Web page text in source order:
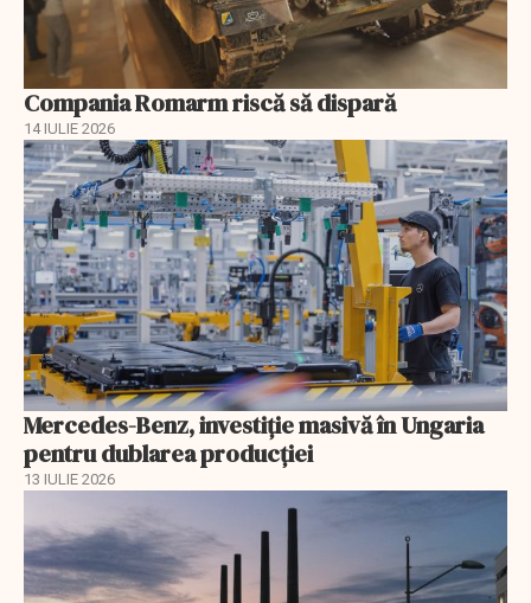
Compania Romarm riscă să dispară
14 IULIE 2026
Mercedes-Benz, investiție masivă în Ungaria
pentru dublarea producției
13 IULIE 2026